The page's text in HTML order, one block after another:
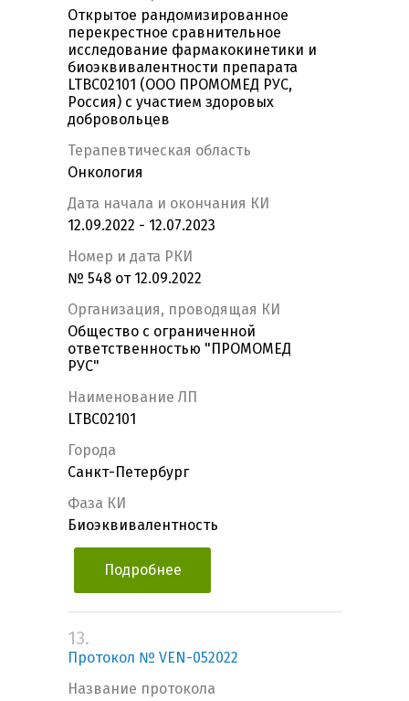
Открытое рандомизированное
перекрестное сравнительное
исследование фармакокинетики и
биоэквивалентности препарата
LTBС02101 (ООО ПРОМОМЕД РУС,
Россия) с участием здоровых
добровольцев
Терапевтическая область
Онкология
Дата начала и окончания КИ
12.09.2022 - 12.07.2023
Номер и дата РКИ
№ 548 от 12.09.2022
Организация, проводящая КИ
Общество с ограниченной
ответственностью "ПРОМОМЕД
РУС"
Наименование ЛП
LTBС02101
Города
Санкт-Петербург
Фаза КИ
Биоэквивалентность
Подробнее
13.
Протокол № VEN-052022
Название протокола